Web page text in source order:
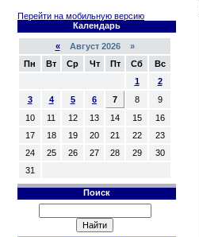
Перейти на мобильную версию
Календарь
«Август 2026 »
Пн
Вт Ср Чт Пт Сб
Вс
1
2
3
4 5 6 7 8
9
10
11 12 13 14 15
16
17
18 19 20 21 22
23
24
25 26 27 28 29
30
31
Поиск